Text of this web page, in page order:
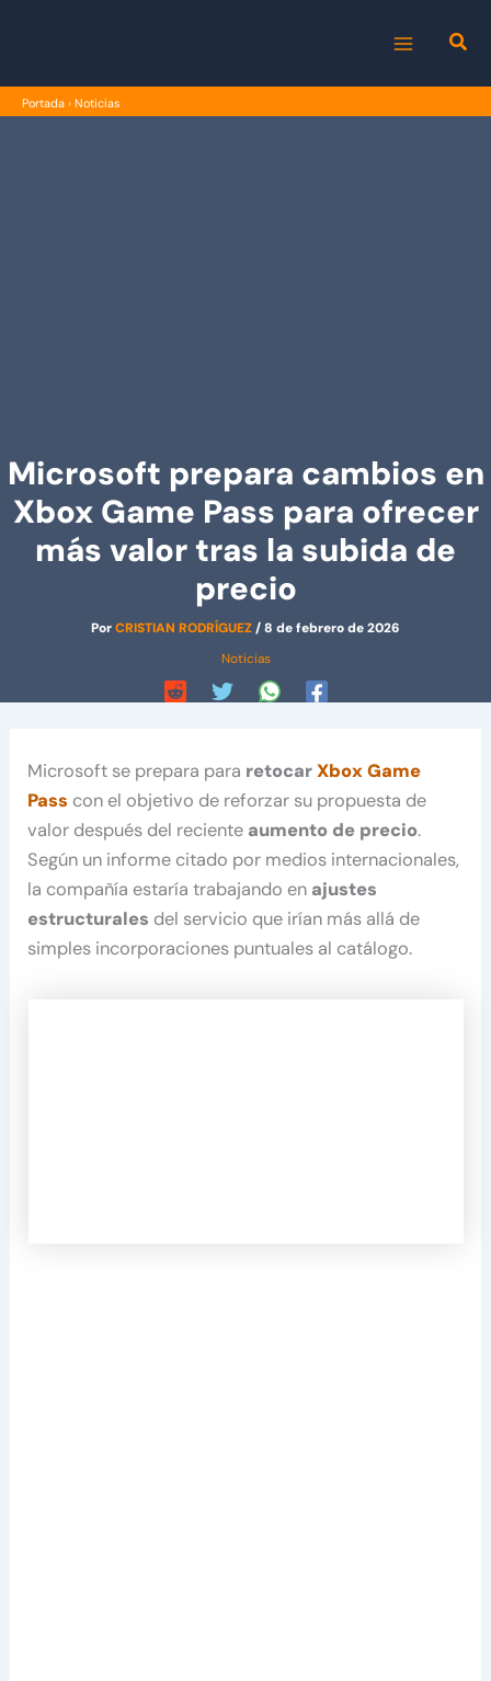
MENU
Portada › Noticias
Microsoft prepara cambios en
Xbox Game Pass para ofrecer
más valor tras la subida de
precio
PorCRISTIAN RODRÍGUEZ/8 de febrero de 2026
Noticias
Microsoft se prepara para retocarXbox Game
Pass con el objetivo de reforzar su propuesta de
valor después del reciente aumento de precio.
Según un informe citado por medios internacionales,
la compañía estaría trabajando en ajustes
estructurales del servicio que irían más allá de
simples incorporaciones puntuales al catálogo.